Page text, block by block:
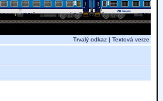
Trvalý odkaz | Textová verze